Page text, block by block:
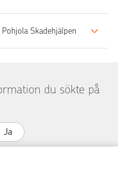
Skadehjälpen
du sökte på
Ja